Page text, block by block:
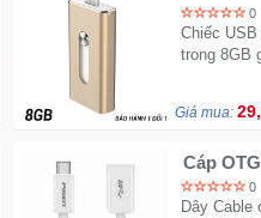
0
Chiếc
trong 8GB
Giá mua:
Cáp
0
Dây Cable